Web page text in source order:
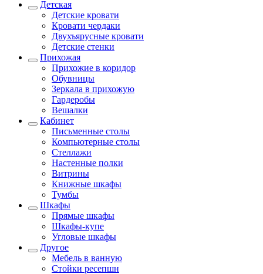
Детская
Детские кровати
Кровати чердаки
Двухъярусные кровати
Детские стенки
Прихожая
Прихожие в коридор
Обувницы
Зеркала в прихожую
Гардеробы
Вешалки
Кабинет
Письменные столы
Компьютерные столы
Стеллажи
Настенные полки
Витрины
Книжные шкафы
Тумбы
Шкафы
Прямые шкафы
Шкафы-купе
Угловые шкафы
Другое
Мебель в ванную
Стойки ресепшн